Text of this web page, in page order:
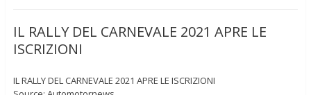
IL RALLY DEL CARNEVALE 2021 APRE LE
ISCRIZIONI
IL RALLY DEL CARNEVALE 2021 APRE LE ISCRIZIONI